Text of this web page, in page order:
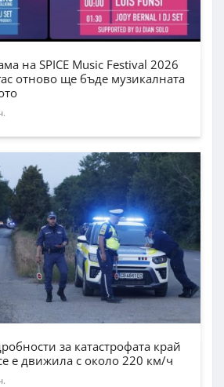
на SPICE Music Festival 2026
отново ще бъде музикалната
за катастрофата край
е движила с около 220 км/ч